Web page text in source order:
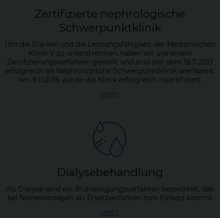
Zer­ti­fi­zier­te ne­phro­lo­gi­sche
Schwer­punkt­kli­nik
Um die Stärken und die Leistungsfähigkeit der Medizinischen
Klinik V zu unterstreichen, haben wir uns einem
Zertifizierungsverfahren gestellt und sind seit dem 18.11.2013
erfolgreich als Nephrologische Schwerpunktklinik anerkannt.
Am 9.11.2016 wurde die Klinik erfolgreich rezertifiziert.
mehr
Dia­ly­se­be­hand­lung
Als Dialyse wird ein Blutreinigungsverfahren bezeichnet, das
bei Nierenversagen als Ersatzverfahren zum Einsatz kommt
mehr